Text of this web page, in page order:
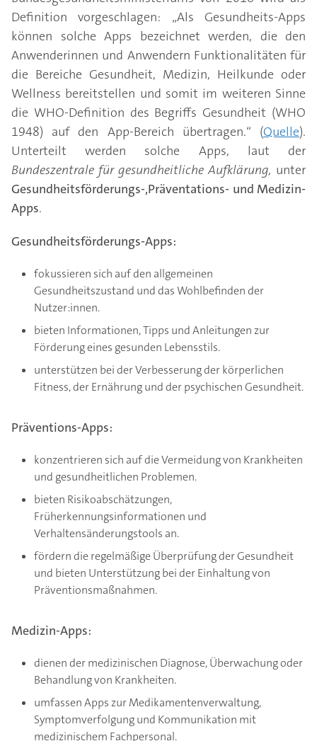
Definition vorgeschlagen: „Als Gesundheits-Apps
können solche Apps bezeichnet werden, die den
Anwenderinnen und Anwendern Funktionalitäten für
die Bereiche Gesundheit, Medizin, Heilkunde oder
Wellness bereitstellen und somit im weiteren Sinne
die WHO-Definition des Begriffs Gesundheit (WHO
1948) auf den App-Bereich übertragen.“ (Quelle).
Unterteilt werden solche Apps, laut der
Bundeszentrale für gesundheitliche Aufklärung, unter
Gesundheitsförderungs-,Präventations- und Medizin-
Apps.
Gesundheitsförderungs-Apps:
fokussieren sich auf den allgemeinen
Gesundheitszustand und das Wohlbefinden der
Nutzer:innen.
bieten Informationen, Tipps und Anleitungen zur
Förderung eines gesunden Lebensstils.
unterstützen bei der Verbesserung der körperlichen
Fitness, der Ernährung und der psychischen Gesundheit.
Präventions-Apps:
konzentrieren sich auf die Vermeidung von Krankheiten
und gesundheitlichen Problemen.
bieten Risikoabschätzungen,
Früherkennungsinformationen und
Verhaltensänderungstools an.
fördern die regelmäßige Überprüfung der Gesundheit
und bieten Unterstützung bei der Einhaltung von
Präventionsmaßnahmen.
Medizin-Apps:
dienen der medizinischen Diagnose, Überwachung oder
Behandlung von Krankheiten.
umfassen Apps zur Medikamentenverwaltung,
Symptomverfolgung und Kommunikation mit
medizinischem Fachpersonal.